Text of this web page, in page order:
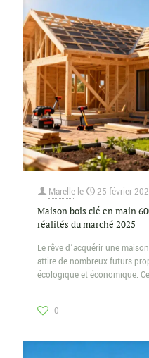
Marelle le 25 février
Maison bois clé en main
réalités du marché 2025
Le rêve d’acquérir une
attire de nombreux futurs
écologique et économique.
0